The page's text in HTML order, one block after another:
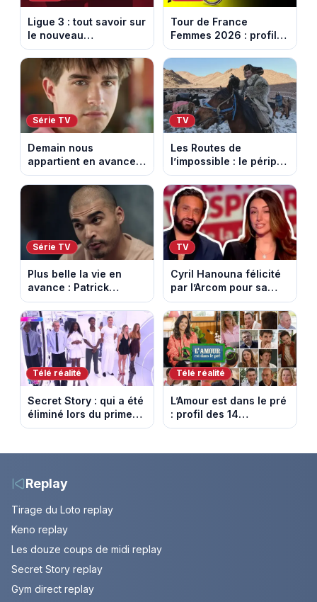
Ligue 3 : tout savoir sur
le nouveau
championnat qui
succède au National
Tour de France
Femmes 2026 : profil
et horaires de la 7e
étape entre La Voulte-
sur-Rhône et le Mont
Ventoux
Série TV
Demain nous
appartient en avance:
Samuel perd le
contrôle. Episode du 10
août 2026.
TV
Les Routes de
l’impossible : le périple
glacial d’une famille
nomade en Mongolie
Série TV
Plus belle la vie en
avance : Patrick
Nebout est-il mort ?
Episode du 10 août
2026 (spoiler)
TV
Cyril Hanouna félicité
par l’Arcom pour sa
maîtrise de l’antenne
face aux propos de
Delphine Wespiser sur
le cancer
Télé réalité
Secret Story : qui a été
éliminé lors du prime
du 6 août 2026 sur
Télé réalité
L’Amour est dans le pré
: profil des 14
agriculteurs, speed
nouvelles histoires
Replay
Tirage du Loto replay
Keno replay
Les douze coups de midi replay
Secret Story replay
Gym direct replay